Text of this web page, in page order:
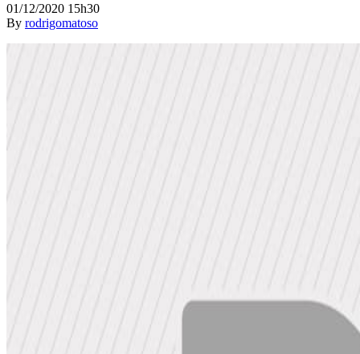
01/12/2020 15h30
By rodrigomatoso